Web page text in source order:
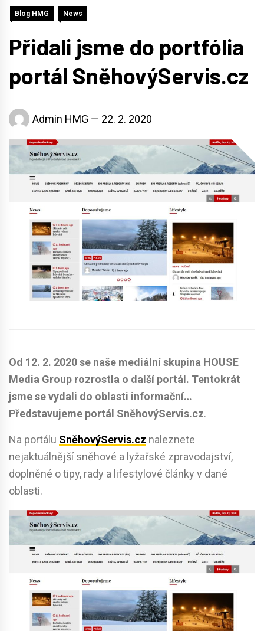
Blog HMG News
Přidali jsme do portfólia
portál SněhovýServis.cz
Admin HMG 22. 2. 2020
Od 12. 2. 2020 se naše mediální skupina HOUSE
Media Group rozrostla o další portál. Tentokrát
jsme se vydali do oblasti informační…
Představujeme portál SněhovýServis.cz.
Na portálu SněhovýServis.cz naleznete
nejaktuálnější sněhové a lyžařské zpravodajství,
doplněné o tipy, rady a lifestylové články v dané
oblasti.